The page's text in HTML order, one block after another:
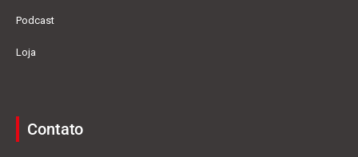
Podcast
Loja
Contato